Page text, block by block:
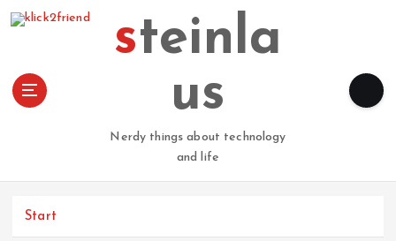
steinla
us
Nerdy things about technology
and life
Start